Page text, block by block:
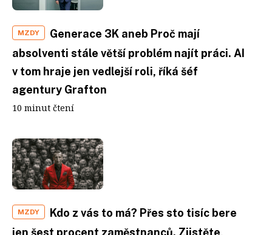
MZDY
Generace 3K aneb Proč mají
absolventi stále větší problém najít práci. AI
v tom hraje jen vedlejší roli, říká šéf
agentury Grafton
10 minut čtení
MZDY
Kdo z vás to má? Přes sto tisíc bere
jen šest procent zaměstnanců. Zjistěte,